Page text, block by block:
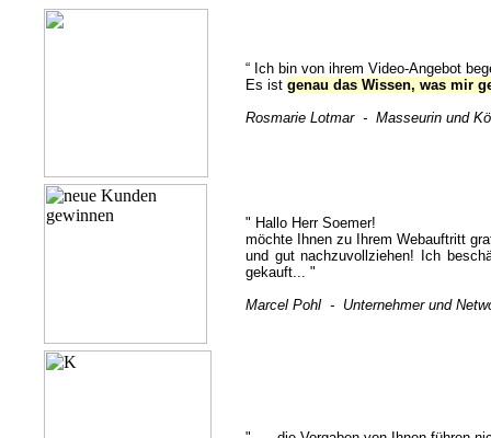
“ Ich bin von ihrem Video-Angebot
Es ist genau das Wissen, was mir
Rosmarie Lotmar - Masseurin und
" Hallo Herr Soemer!
möchte Ihnen zu Ihrem Webauftritt
und gut nachzuvollziehen! Ich
gekauft... "
Marcel Pohl - Unternehmer und